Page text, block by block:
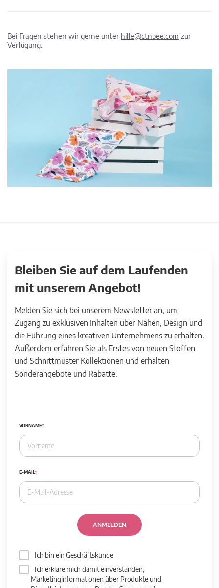
Bei Fragen stehen wir gerne unter hilfe@ctnbee.com zur
Verfügung.
Bleiben Sie auf dem Laufenden
mit unserem Angebot!
Melden Sie sich bei unserem Newsletter an, um
Zugang zu exklusiven Inhalten über Nähen, Design und
die Führung eines kreativen Unternehmens zu erhalten.
Außerdem erfahren Sie als Erstes von neuen Stoffen
und Schnittmuster Kollektionen und erhalten
Sonderangebote und Rabatte.
VORNAME
E-MAIL
ANMELDEN
Ich bin ein Geschäftskunde
Ich erkläre mich damit einverstanden,
Marketinginformationen über Produkte und